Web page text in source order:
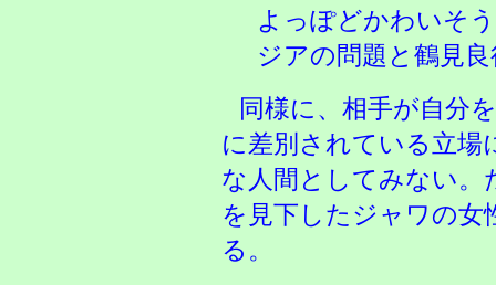
よっぽどかわいそ
ジアの問題と鶴見
同様に、相手が自分
に差別されている立
な人間としてみない。
を見下したジャワの
る。